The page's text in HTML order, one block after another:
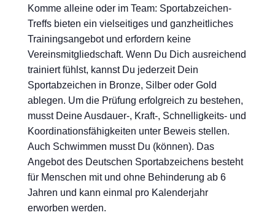
Komme alleine oder im Team: Sportabzeichen-
Treffs bieten ein vielseitiges und ganzheitliches
Trainingsangebot und erfordern keine
Vereinsmitgliedschaft. Wenn Du Dich ausreichend
trainiert fühlst, kannst Du jederzeit Dein
Sportabzeichen in Bronze, Silber oder Gold
ablegen. Um die Prüfung erfolgreich zu bestehen,
musst Deine Ausdauer-, Kraft-, Schnelligkeits- und
Koordinationsfähigkeiten unter Beweis stellen.
Auch Schwimmen musst Du (können). Das
Angebot des Deutschen Sportabzeichens besteht
für Menschen mit und ohne Behinderung ab 6
Jahren und kann einmal pro Kalenderjahr
erworben werden.